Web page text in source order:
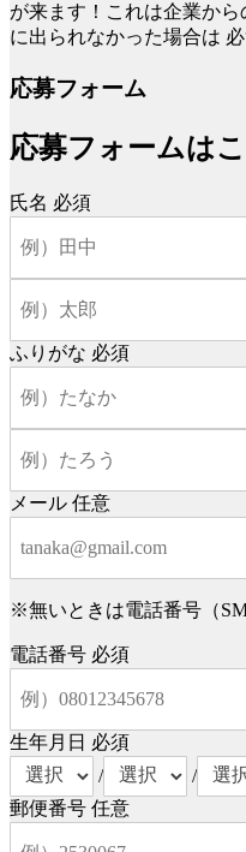
が来ます！これは企業か
に出られなかった場合は
応募フォーム
応募フォームは
氏名 必須
ふりがな 必須
メール 任意
※無いときは電話番号（
電話番号 必須
生年月日 必須
/
/
郵便番号 任意